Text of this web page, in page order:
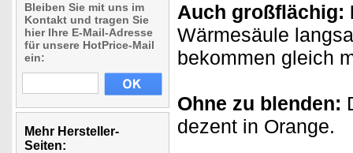
Bleiben Sie mit uns im
Kontakt und tragen Sie
hier Ihre E-Mail-Adresse
für unsere HotPrice-Mail
ein:
Mehr Hersteller-
Seiten:
Auch großflächig:
Wärmesäule
bekommen gleich
Ohne zu blenden:
dezent in Orange.